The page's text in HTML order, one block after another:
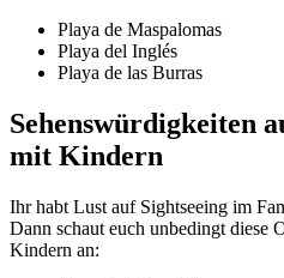
Playa de Maspalomas
Playa del Inglés
Playa de las Burras
Sehenswürdigkeiten
mit Kindern
Ihr habt Lust auf Sightseeing im
Dann schaut euch unbedingt diese
Kindern an: